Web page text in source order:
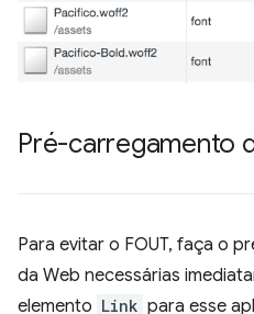
Pré-carregamento
Para evitar o FOUT, faça o
da Web necessárias
elemento Link para esse